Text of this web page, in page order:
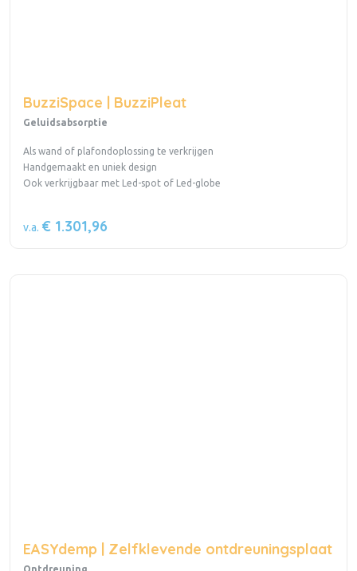
BuzziSpace | BuzziPleat
Geluidsabsorptie
Als wand of plafondoplossing te verkrijgen
Handgemaakt en uniek design
Ook verkrijgbaar met Led-spot of Led-globe
v.a. € 1.301,96
EASYdemp | Zelfklevende ontdreuningsplaat